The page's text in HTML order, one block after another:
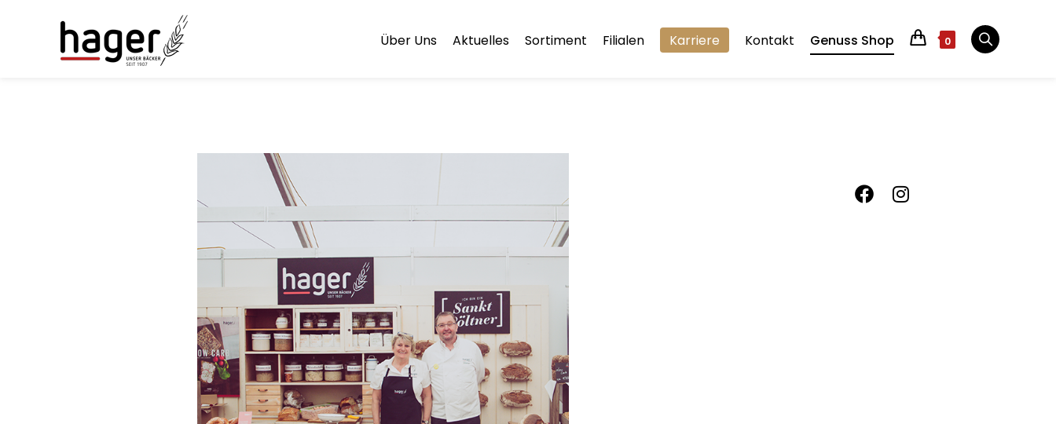
Über Uns Aktuelles Sortiment Filialen Karriere Kontakt Genuss Shop 0